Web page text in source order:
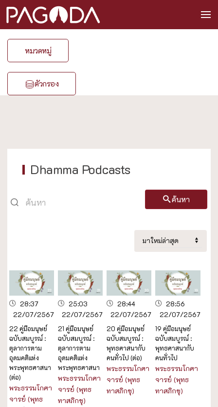
หมวดหมู่
ตัวกรอง
Dhamma Podcasts
ค้นหา
28:37
22/07/2567
22 คู่มือมนุษย์
ฉบับสมบูรณ์ :
ตุลาการตาม
อุดมคติแห่ง
พระพุทธศาสนา
(ต่อ)
พระธรรมโกศา
จารย์ (พุทธ
25:03
22/07/2567
21 คู่มือมนุษย์
ฉบับสมบูรณ์ :
ตุลาการตาม
อุดมคติแห่ง
พระพุทธศาสนา
พระธรรมโกศา
จารย์ (พุทธ
ทาสภิกขุ)
28:44
22/07/2567
20 คู่มือมนุษย์
ฉบับสมบูรณ์ :
พุทธศาสนากับ
คนทั่วไป (ต่อ)
พระธรรมโกศา
จารย์ (พุทธ
ทาสภิกขุ)
28:56
22/07/2567
19 คู่มือมนุษย์
ฉบับสมบูรณ์ :
พุทธศาสนากับ
คนทั่วไป
พระธรรมโกศา
จารย์ (พุทธ
ทาสภิกขุ)